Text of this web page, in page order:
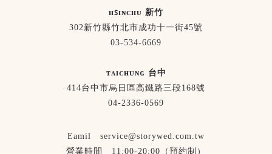
ʜꜱɪɴᴄʜᴜ 新竹
302新竹縣竹北市成功十一街45號
03-534-6669
ᴛᴀɪᴄʜᴜɴɢ 台中
414台中市烏日區高鐵路三段168號
04-2336-0569
Eamil service@storywed.com.tw
營業時間 11:00-20:00（預約制）